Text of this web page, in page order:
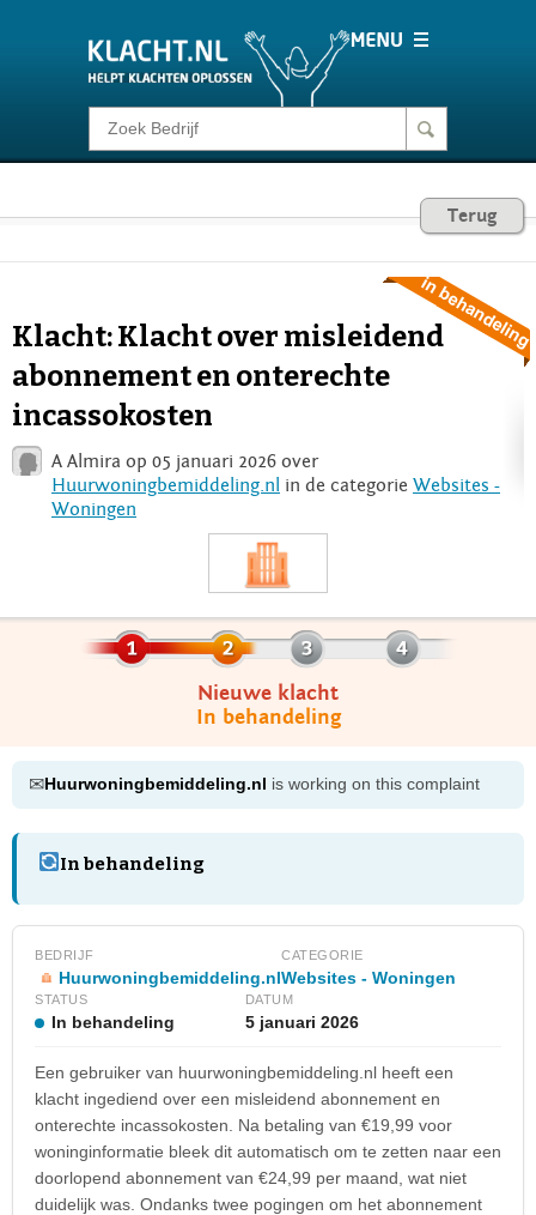
Klacht melden
Consumentenrecht
Voor Bedrijven
Terug
Klacht: Klacht over misleidend
abonnement en onterechte
incassokosten
A Almira op 05 januari 2026 over
Huurwoningbemiddeling.nl in de categorie Websites -
Woningen
Nieuwe klacht
In behandeling
✉Huurwoningbemiddeling.nl is working on this complaint
In behandeling
BEDRIJF
Huurwoningbemiddeling.nl
CATEGORIE
Websites - Woningen
STATUS
In behandeling
DATUM
5 januari 2026
Een gebruiker van huurwoningbemiddeling.nl heeft een
klacht ingediend over een misleidend abonnement en
onterechte incassokosten. Na betaling van €19,99 voor
woninginformatie bleek dit automatisch om te zetten naar een
doorlopend abonnement van €24,99 per maand, wat niet
duidelijk was. Ondanks twee pogingen om het abonnement